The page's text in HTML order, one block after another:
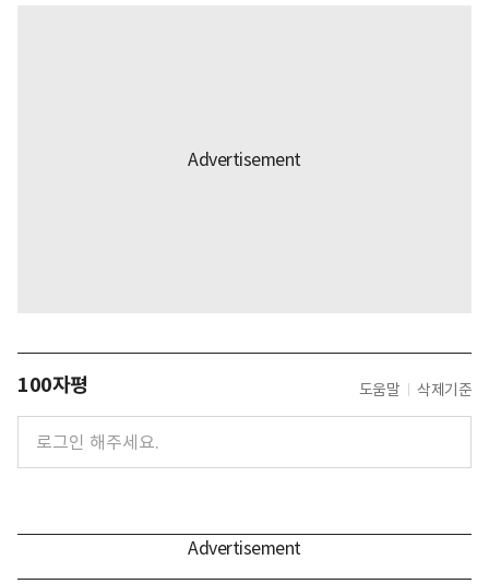
100자평 도움말 삭제기준